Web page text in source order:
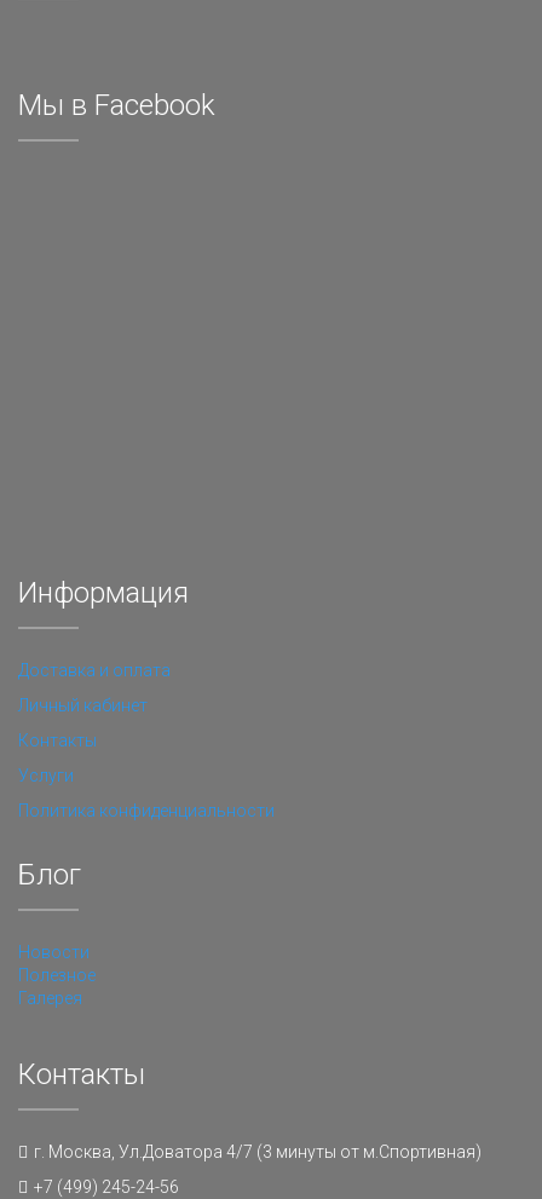
Мы в Facebook
Информация
Доставка и оплата
Личный кабинет
Контакты
Услуги
Политика конфиденциальности
Блог
Новости
Полезное
Галерея
Контакты
г. Москва, Ул.Доватора 4/7 (3 минуты от м.Спортивная)
+7 (499) 245-24-56